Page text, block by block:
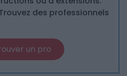
des professionnels
un pro